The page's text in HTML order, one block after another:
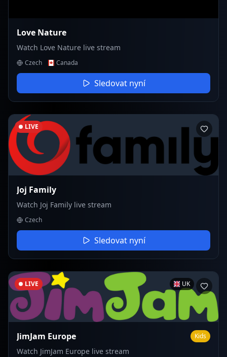
Love Nature
Watch Love Nature live stream
Czech Canada
Sledovat nyní
LIVE
Joj Family
Watch Joj Family live stream
Czech
Sledovat nyní
LIVE UK
JimJam Europe Kids
Watch JimJam Europe live stream